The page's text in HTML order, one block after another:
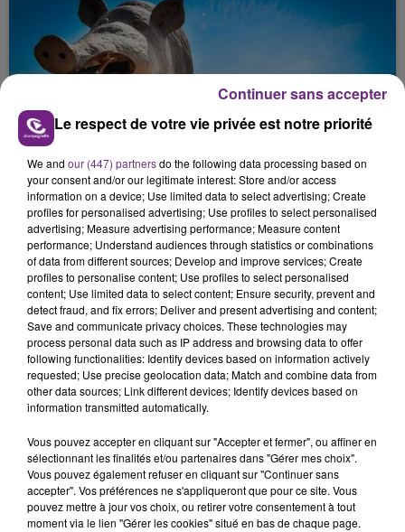
VENEZ FÊTER CE WEEK-END
L'ANNIVERSAIRE DE WOINIC
Ce samedi 8 août sera un grand jour :
l'anniversaire du plus gros sanglier du monde.
Une fête est donc organisée et vous êtes tous
conviés !
TITRES DIFFUSÉS
8h13
8h13
TAYLOR SWIFT
I Knew It, I Knew You
8h10
8h10
MAROON 5
What Lovers Do
Le respect de votre vie privée est notre priorité
We and our (447) partnersdo the following data processing based on
your consent and/or our legitimate interest: Store and/or access
information on a device; Use limited data to select advertising; Create
profiles for personalised advertising; Use profiles to select personalised
advertising; Measure advertising performance; Measure content
performance; Understand audiences through statistics or combinations
of data from different sources; Develop and improve services; Create
profiles to personalise content; Use profiles to select personalised
content; Use limited data to select content; Ensure security, prevent and
detect fraud, and fix errors; Deliver and present advertising and content;
Save and communicate privacy choices. These technologies may
process personal data such as IP address and browsing data to offer
following functionalities: Identify devices based on information actively
requested; Use precise geolocation data; Match and combine data from
other data sources; Link different devices; Identify devices based on
information transmitted automatically.
Vous pouvez accepter en cliquant sur "Accepter et fermer", ou affiner en
sélectionnant les finalités et/ou partenaires dans "Gérer mes choix".
Vous pouvez également refuser en cliquant sur "Continuer sans
accepter". Vos préférences ne s'appliqueront que pour ce site. Vous
pouvez mettre à jour vos choix, ou retirer votre consentement à tout
moment via le lien "Gérer les cookies" situé en bas de chaque page.
Continuer sans accepter